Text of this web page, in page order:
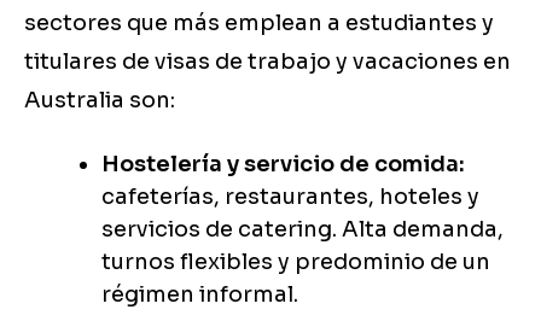
sectores que más emplean a estudiantes y
titulares de visas de trabajo y vacaciones en
Australia son:
Hostelería y servicio de comida:
cafeterías, restaurantes, hoteles y
servicios de catering. Alta demanda,
turnos flexibles y predominio de un
régimen informal.